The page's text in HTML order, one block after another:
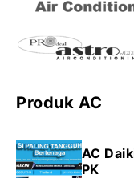
Produk AC
AC
PK